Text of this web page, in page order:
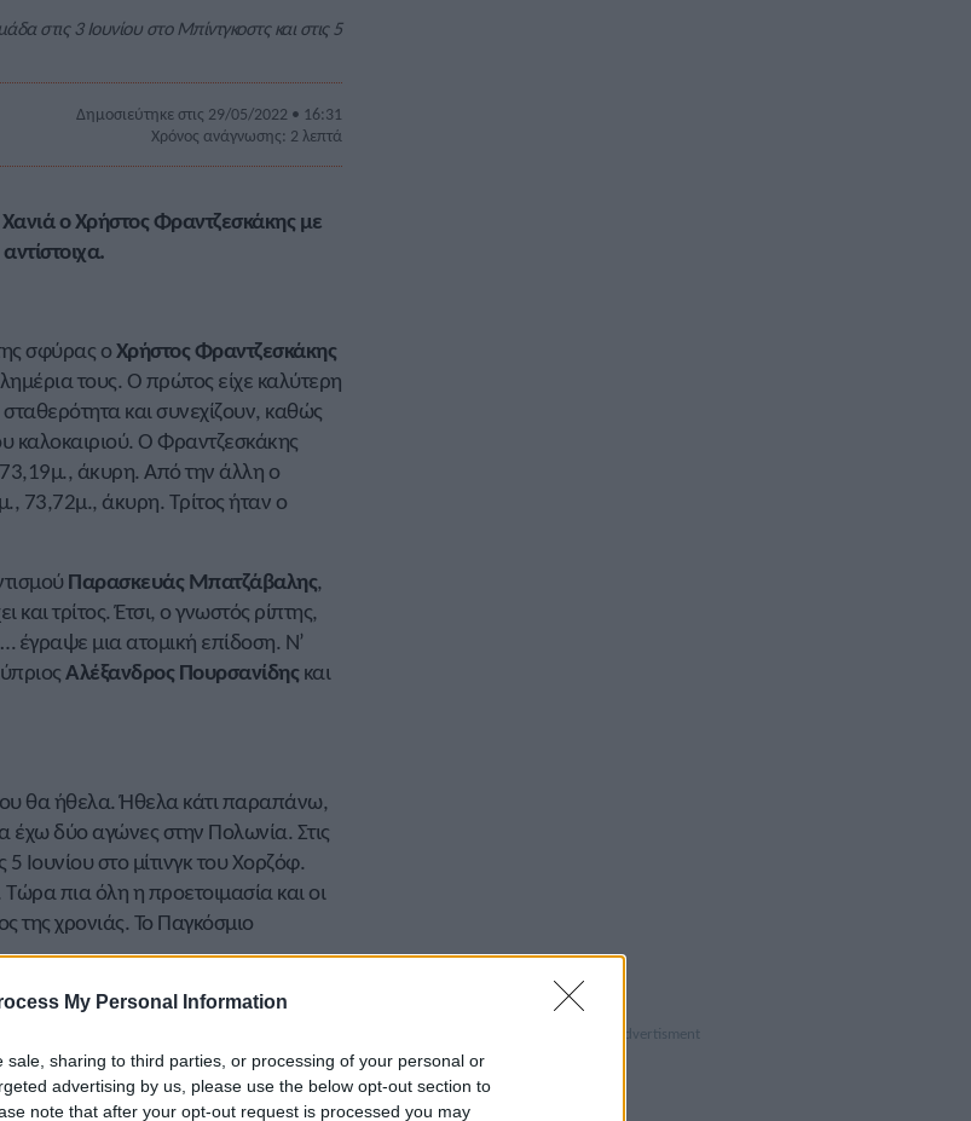
My Personal Information
sale, sharing to third parties, or processing of your personal or
advertising by us, please use the below opt-out section to
note that after your opt-out request is processed you may
στις 3 Ιουνίου στο Μπίντγκοστς και στις 5
Δημοσιεύτηκε στις 29/05/2022 • 16:31
Χρόνος ανάγνωσης: 2 λεπτά
ο Χρήστος Φραντζεσκάκης με
σφύρας οΧρήστος Φραντζεσκάκης
τους. Ο πρώτος είχε καλύτερη
και συνεχίζουν, καθώς
καλοκαιριού. Ο Φραντζεσκάκης
άκυρη. Από την άλλη ο
73,72μ., άκυρη. Τρίτος ήταν ο
Παρασκευάς Μπατζάβαλης,
τρίτος. Έτσι, ο γνωστός ρίπτης,
έγραψε μια ατομική επίδοση. Ν’
Αλέξανδρος Πουρσανίδηςκαι
θα ήθελα. Ήθελα κάτι παραπάνω,
έχω δύο αγώνες στην Πολωνία. Στις
5 Ιουνίου στο μίτινγκ του Χορζόφ.
πια όλη η προετοιμασία και οι
της χρονιάς. Το Παγκόσμιο